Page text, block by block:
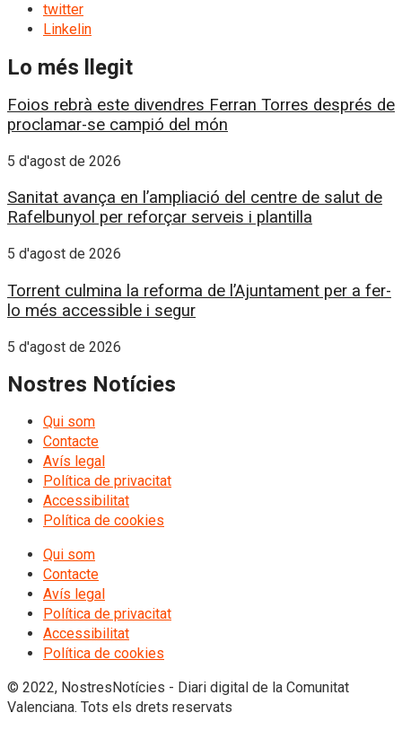
twitter
Linkelin
Lo més llegit
Foios rebrà este divendres Ferran Torres després de
proclamar-se campió del món
5 d'agost de 2026
Sanitat avança en l’ampliació del centre de salut de
Rafelbunyol per reforçar serveis i plantilla
5 d'agost de 2026
Torrent culmina la reforma de l’Ajuntament per a fer-
lo més accessible i segur
5 d'agost de 2026
Nostres Notícies
Qui som
Contacte
Avís legal
Política de privacitat
Accessibilitat
Política de cookies
Qui som
Contacte
Avís legal
Política de privacitat
Accessibilitat
Política de cookies
© 2022, NostresNotícies - Diari digital de la Comunitat
Valenciana. Tots els drets reservats